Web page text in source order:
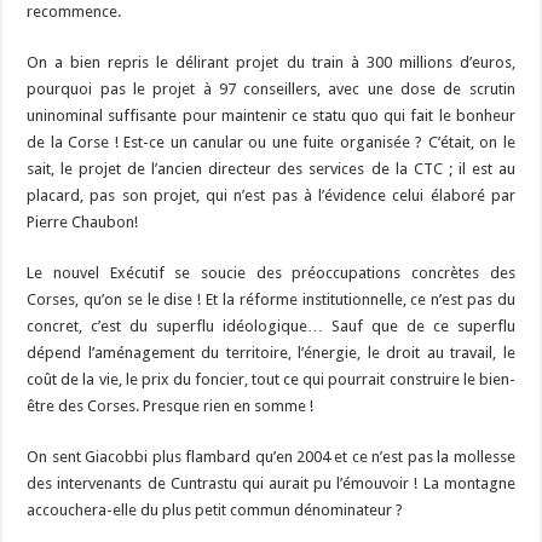
recommence.
On a bien repris le délirant projet du train à 300 millions d’euros,
pourquoi pas le projet à 97 conseillers, avec une dose de scrutin
uninominal suffisante pour maintenir ce statu quo qui fait le bonheur
de la Corse ! Est-ce un canular ou une fuite organisée ? C’était, on le
sait, le projet de l’ancien directeur des services de la CTC ; il est au
placard, pas son projet, qui n’est pas à l’évidence celui élaboré par
Pierre Chaubon!
Le nouvel Exécutif se soucie des préoccupations concrètes des
Corses, qu’on se le dise ! Et la réforme institutionnelle, ce n’est pas du
concret, c’est du superflu idéologique… Sauf que de ce superflu
dépend l’aménagement du territoire, l’énergie, le droit au travail, le
coût de la vie, le prix du foncier, tout ce qui pourrait construire le bien-
être des Corses. Presque rien en somme !
On sent Giacobbi plus flambard qu’en 2004 et ce n’est pas la mollesse
des intervenants de Cuntrastu qui aurait pu l’émouvoir ! La montagne
accouchera-elle du plus petit commun dénominateur ?